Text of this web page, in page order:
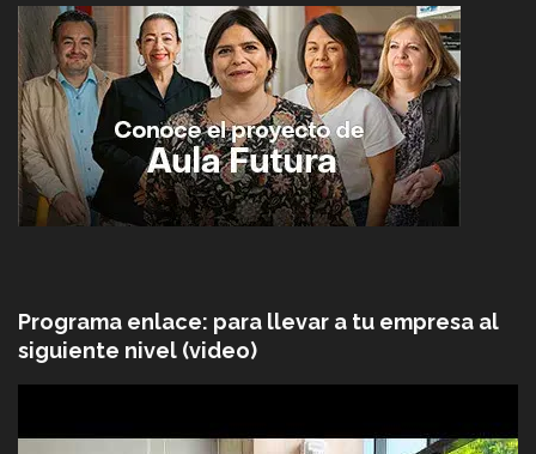
Programa enlace: para llevar a tu empresa al
siguiente nivel (video)